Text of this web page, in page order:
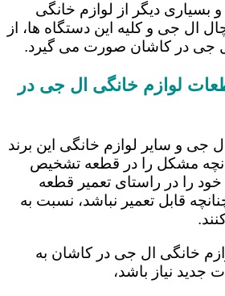
بسیاری دیگر از لوازم خانگی
ال جی و کلیه این دستگاه ها، از
جی در کاشان صورت می گیرد.
لوازم خانگی ال جی در
جی و سایر لوازم خانگی این برند
مشکل را در قطعه تشخیص
خود را در راستای تعمیر قطعه
قابل تعمیر نباشد، نسبت به
خانگی ال جی در کاشان به
نیاز باشد،